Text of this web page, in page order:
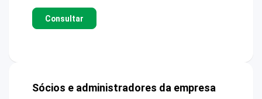
Consultar
Sócios e administradores da empresa